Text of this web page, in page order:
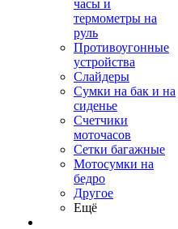
часы и
термометры на
руль
Противоугонные
устройства
Слайдеры
Сумки на бак и на
сиденье
Счетчики
моточасов
Сетки багажные
Мотосумки на
бедро
Другое
Ещё